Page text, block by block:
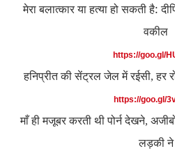
मेरा बलात्कार या हत्या हो सकती है:
वकील
https://goo.gl/
हनिप्रीत की सेंट्रल जेल में रईसी,हर
https://goo.gl/
माँ ही मजूबर करती थी पोर्न देखने,
लड़की ने